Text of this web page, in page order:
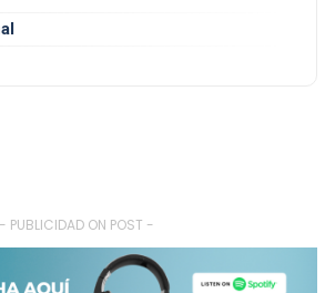
- PUBLICIDAD ON POST -